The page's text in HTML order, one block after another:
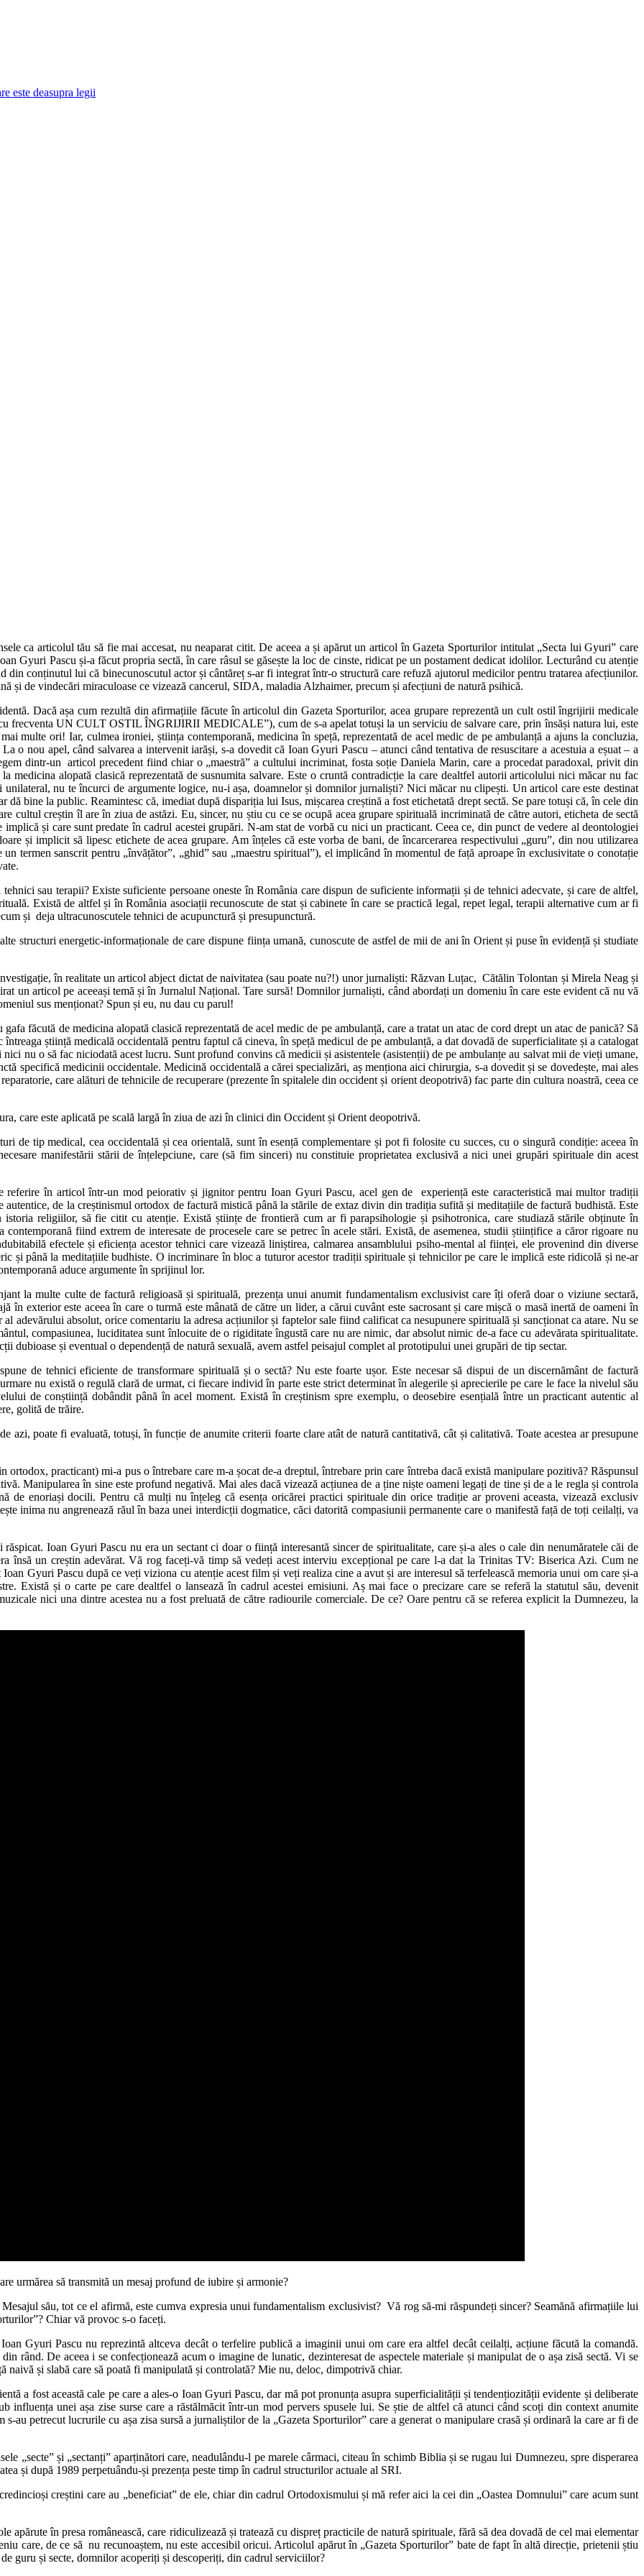
este deasupra legii
ca articolul tău să fie mai accesat, nu neaparat citit. De aceea a și apărut un articol în Gazeta Sporturilor intitulat „Secta lui Gyuri” care
Gyuri Pascu și-a făcut propria sectă, în care râsul se găsește la loc de cinste, ridicat pe un postament dedicat idolilor. Lecturând cu atenție
din conținutul lui că binecunoscutul actor și cântăreț s-ar fi integrat într-o structură care refuză ajutorul medicilor pentru tratarea afecțiunilor.
și de vindecări miraculoase ce vizează cancerul, SIDA, maladia Alzhaimer, precum și afecțiuni de natură psihică.
Dacă așa cum rezultă din afirmațiile făcute în articolul din Gazeta Sporturilor, acea grupare reprezentă un cult ostil îngrijirii medicale
frecventa UN CULT OSTIL ÎNGRIJIRII MEDICALE”), cum de s-a apelat totuși la un serviciu de salvare care, prin însăși natura lui, este
multe ori! Iar, culmea ironiei, știința contemporană, medicina în speță, reprezentată de acel medic de pe ambulanță a ajuns la concluzia,
o nou apel, când salvarea a intervenit iarăși, s-a dovedit că Ioan Gyuri Pascu – atunci când tentativa de resuscitare a acestuia a eșuat – a
dintr-un articol precedent fiind chiar o „maestră” a cultului incriminat, fosta soție Daniela Marin, care a procedat paradoxal, privit din
medicina alopată clasică reprezentată de susnumita salvare. Este o cruntă contradicție la care dealtfel autorii articolului nici măcar nu fac
nu te încurci de argumente logice, nu-i așa, doamnelor și domnilor jurnaliști? Nici măcar nu clipești. Un articol care este destinat
bine la public. Reamintesc că, imediat după dispariția lui Isus, mișcarea creștină a fost etichetată drept sectă. Se pare totuși că, în cele din
cultul creștin îl are în ziua de astăzi. Eu, sincer, nu știu cu ce se ocupă acea grupare spirituală incriminată de către autori, eticheta de sectă
și care sunt predate în cadrul acestei grupări. N-am stat de vorbă cu nici un practicant. Ceea ce, din punct de vedere al deontologiei
și implicit să lipesc etichete de acea grupare. Am înțeles că este vorba de bani, de încarcerarea respectivului „guru”, din nou utilizarea
termen sanscrit pentru „învățător”, „ghid” sau „maestru spiritual”), el implicând în momentul de față aproape în exclusivitate o conotație
sau terapii? Existe suficiente persoane oneste în România care dispun de suficiente informații și de tehnici adecvate, și care de altfel,
Există de altfel și în România asociații recunoscute de stat și cabinete în care se practică legal, repet legal, terapii alternative cum ar fi
și deja ultracunoscutele tehnici de acupunctură și presupunctură.
structuri energetic-informaționale de care dispune ființa umană, cunoscute de astfel de mii de ani în Orient și puse în evidență și studiate
în realitate un articol abject dictat de naivitatea (sau poate nu?!) unor jurnaliști: Răzvan Luțac, Cătălin Tolontan și Mirela Neag și
un articol pe aceeași temă și în Jurnalul Național. Tare sursă! Domnilor jurnaliști, când abordați un domeniu în care este evident că nu vă
sus menționat? Spun și eu, nu dau cu parul!
făcută de medicina alopată clasică reprezentată de acel medic de pe ambulanță, care a tratat un atac de cord drept un atac de panică? Să
știință medicală occidentală pentru faptul că cineva, în speță medicul de pe ambulanță, a dat dovadă de superficialitate și a catalogat
nu o să fac niciodată acest lucru. Sunt profund convins că medicii și asistentele (asistenții) de pe ambulanțe au salvat mii de vieți umane,
specifică medicinii occidentale. Medicină occidentală a cărei specializări, aș menționa aici chirurgia, s-a dovedit și se dovedește, mai ales
care alături de tehnicile de recuperare (prezente în spitalele din occident și orient deopotrivă) fac parte din cultura noastră, ceea ce
care este aplicată pe scală largă în ziua de azi în clinici din Occident și Orient deopotrivă.
de tip medical, cea occidentală și cea orientală, sunt în esență complementare și pot fi folosite cu succes, cu o singură condiție: aceea în
manifestării stării de înțelepciune, care (să fim sinceri) nu constituie proprietatea exclusivă a nici unei grupări spirituale din acest
referire în articol într-un mod peiorativ și jignitor pentru Ioan Gyuri Pascu, acel gen de experiență este caracteristică mai multor tradiții
de la creștinismul ortodox de factură mistică până la stările de extaz divin din tradiția sufită și meditațiile de factură budhistă. Este
religiilor, să fie citit cu atenție. Există științe de frontieră cum ar fi parapsihologie și psihotronica, care studiază stările obținute în
fiind extrem de interesate de procesele care se petrec în acele stări. Există, de asemenea, studii științifice a căror rigoare nu
efectele și eficiența acestor tehnici care vizează liniștirea, calmarea ansamblului psiho-mental al ființei, ele provenind din diverse
și până la meditațiile budhiste. O incriminare în bloc a tuturor acestor tradiții spirituale și tehnicilor pe care le implică este ridicolă și ne-ar
aduce argumente în sprijinul lor.
la multe culte de factură religioasă și spirituală, prezența unui anumit fundamentalism exclusivist care îți oferă doar o viziune sectară,
în exterior este aceea în care o turmă este mânată de către un lider, a cărui cuvânt este sacrosant și care mișcă o masă inertă de oameni în
adevărului absolut, orice comentariu la adresa acțiunilor și faptelor sale fiind calificat ca nesupunere spirituală și sancționat ca atare. Nu se
compasiunea, luciditatea sunt înlocuite de o rigiditate îngustă care nu are nimic, dar absolut nimic de-a face cu adevărata spiritualitate.
dubioase și eventual o dependență de natură sexuală, avem astfel peisajul complet al prototipului unei grupări de tip sectar.
de tehnici eficiente de transformare spirituală și o sectă? Nu este foarte ușor. Este necesar să dispui de un discernământ de factură
nu există o regulă clară de urmat, ci fiecare individ în parte este strict determinat în alegerile și aprecierile pe care le face la nivelul său
de conștiință dobândit până în acel moment. Există în creștinism spre exemplu, o deosebire esențială între un practicant autentic al
golită de trăire.
azi, poate fi evaluată, totuși, în funcție de anumite criterii foarte clare atât de natură cantitativă, cât și calitativă. Toate acestea ar presupune
practicant) mi-a pus o întrebare care m-a șocat de-a dreptul, întrebare prin care întreba dacă există manipulare pozitivă? Răspunsul
Manipularea în sine este profund negativă. Mai ales dacă vizează acțiunea de a ține niște oameni legați de tine și de a le regla și controla
de enoriași docili. Pentru că mulți nu înțeleg că esența oricărei practici spirituale din orice tradiție ar proveni aceasta, vizează exclusiv
inima nu angrenează răul în baza unei interdicții dogmatice, căci datorită compasiunii permanente care o manifestă față de toți ceilalți, va
Ioan Gyuri Pascu nu era un sectant ci doar o ființă interesantă sincer de spiritualitate, care și-a ales o cale din nenumăratele căi de
însă un creștin adevărat. Vă rog faceți-vă timp să vedeți acest interviu excepțional pe care l-a dat la Trinitas TV: Biserica Azi. Cum ne
Gyuri Pascu după ce veți viziona cu atenție acest film și veți realiza cine a avut și are interesul să terfelească memoria unui om care și-a
Există și o carte pe care dealtfel o lansează în cadrul acestei emisiuni. Aș mai face o precizare care se referă la statutul său, devenit
nici una dintre acestea nu a fost preluată de către radiourile comerciale. De ce? Oare pentru că se referea explicit la Dumnezeu, la
urmărea să transmită un mesaj profund de iubire și armonie?
său, tot ce el afirmă, este cumva expresia unui fundamentalism exclusivist? Vă rog să-mi răspundeți sincer? Seamănă afirmațiile lui
Chiar vă provoc s-o faceți.
Gyuri Pascu nu reprezintă altceva decât o terfelire publică a imaginii unui om care era altfel decât ceilalți, acțiune făcută la comandă.
rând. De aceea i se confecționează acum o imagine de lunatic, dezinteresat de aspectele materiale și manipulat de o așa zisă sectă. Vi se
și slabă care să poată fi manipulată și controlată? Mie nu, deloc, dimpotrivă chiar.
a fost această cale pe care a ales-o Ioan Gyuri Pascu, dar mă pot pronunța asupra superficialității și tendențiozității evidente și deliberate
influența unei așa zise surse care a răstălmăcit într-un mod pervers spusele lui. Se știe de altfel că atunci când scoți din context anumite
au petrecut lucrurile cu așa zisa sursă a jurnaliștilor de la „Gazeta Sporturilor” care a generat o manipulare crasă și ordinară la care ar fi de
„secte” și „sectanți” aparținători care, neadulându-l pe marele cârmaci, citeau în schimb Biblia și se rugau lui Dumnezeu, spre disperarea
și după 1989 perpetuându-și prezența peste timp în cadrul structurilor actuale al SRI.
creștini care au „beneficiat” de ele, chiar din cadrul Ortodoxismului și mă refer aici la cei din „Oastea Domnului” care acum sunt
în presa românească, care ridiculizează și tratează cu dispreț practicile de natură spirituale, fără să dea dovadă de cel mai elementar
care, de ce să nu recunoaștem, nu este accesibil oricui. Articolul apărut în „Gazeta Sporturilor” bate de fapt în altă direcție, prietenii știu
guru și secte, domnilor acoperiți și descoperiți, din cadrul serviciilor?